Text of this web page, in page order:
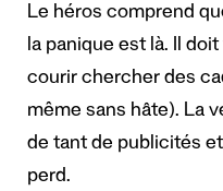
Le héros comprend
la panique est là. Il
courir chercher des
même sans hâte). La
de tant de publicités et
perd.